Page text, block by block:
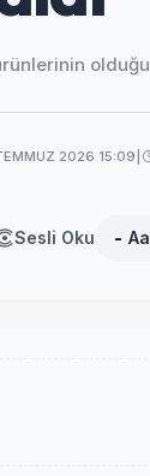
olduğu
2026 15:09
Sesli Oku - Aa